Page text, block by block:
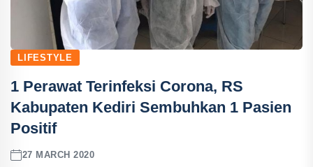
LIFESTYLE
1 Perawat Terinfeksi Corona, RS
Kabupaten Kediri Sembuhkan 1 Pasien
Positif
27 MARCH 2020